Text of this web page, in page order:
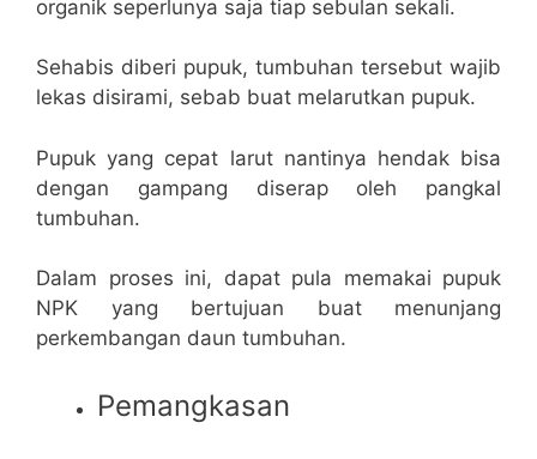
organik seperlunya saja tiap sebulan sekali.
Sehabis diberi pupuk, tumbuhan tersebut wajib
lekas disirami, sebab buat melarutkan pupuk.
Pupuk yang cepat larut nantinya hendak bisa
dengan gampang diserap oleh pangkal
tumbuhan.
Dalam proses ini, dapat pula memakai pupuk
NPK yang bertujuan buat menunjang
perkembangan daun tumbuhan.
Pemangkasan